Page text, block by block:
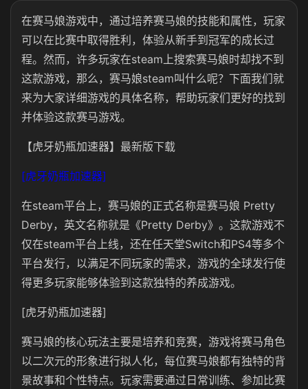
在赛马娘游戏中，通过培养赛马娘的技能和属性，玩家
可以在比赛中取得胜利，体验从新手到冠军的成长过
程。然而，许多玩家在steam上搜索赛马娘时却找不到
这款游戏，那么，赛马娘steam叫什么呢？下面我们就
来为大家详细游戏的具体名称，帮助玩家们更好的找到
并体验这款赛马游戏。
【虎牙奶瓶加速器】最新版下载
[虎牙奶瓶加速器]
在steam平台上，赛马娘的正式名称是赛马娘 Pretty
Derby，英文名称就是《Pretty Derby》。这款游戏不
仅在steam平台上线，还在任天堂Switch和PS4等多个
平台发行，以满足不同玩家的需求，游戏的全球发行使
得更多玩家能够体验到这款独特的养成游戏。
[虎牙奶瓶加速器]
赛马娘的核心玩法主要是培养和竞赛，游戏将赛马角色
以二次元的形象进行拟人化，每位赛马娘都有独特的背
景故事和个性特点。玩家需要通过日常训练、参加比赛